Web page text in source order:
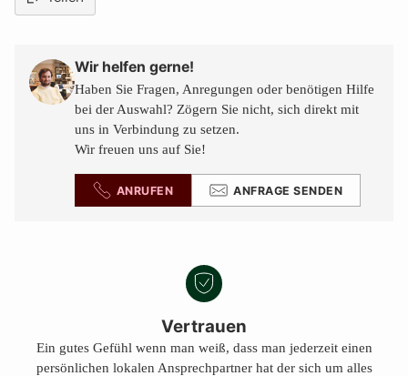
den
Warenkorb
legen
Wir helfen gerne!
Haben Sie Fragen, Anregungen oder benötigen Hilfe
bei der Auswahl? Zögern Sie nicht, sich direkt mit
uns in Verbindung zu setzen.
Wir freuen uns auf Sie!
ANRUFEN ANFRAGE SENDEN
Vertrauen
Ein gutes Gefühl wenn man weiß, dass man jederzeit einen
persönlichen lokalen Ansprechpartner hat der sich um alles